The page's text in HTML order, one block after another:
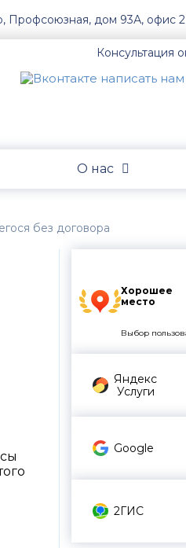
Профсоюзная, дом 93А, офис
Консультация
О нас
без договора
Хорошее
место
Выбор
Яндекс
Услуги
Google
2ГИС